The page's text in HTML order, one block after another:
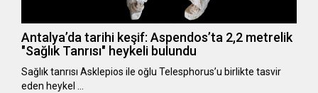
Antalya’da tarihi keşif: Aspendos’ta 2,2 metrelik
"Sağlık Tanrısı" heykeli bulundu
Sağlık tanrısı Asklepios ile oğlu Telesphorus’u birlikte tasvir
eden heykel …